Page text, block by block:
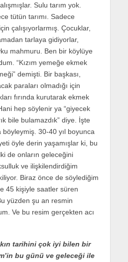
Sulu tarım yok.
tütün tarımı. Sadece
çalışıyorlarmış. Çocuklar,
tarlaya gidiyorlar,
mahmuru. Ben bir köylüye
“Kızım yemeğe ekmek
demişti. Bir başkası,
paraları olmadığı için
fırında kurutarak ekmek
hep söylenir ya “giyecek
bile bulamazdık” diye. İşte
30-40 yıl boyunca
öyle derin yaşamışlar ki, bu
de onların geleceğini
ve ilişkilendirdiğim
Biraz önce de söylediğim
45 kişiyle saatler süren
yüzden şu an resmin
Ve bu resim gerçekten acı
tarihini çok iyi bilen bir
bu günü ve geleceği ile